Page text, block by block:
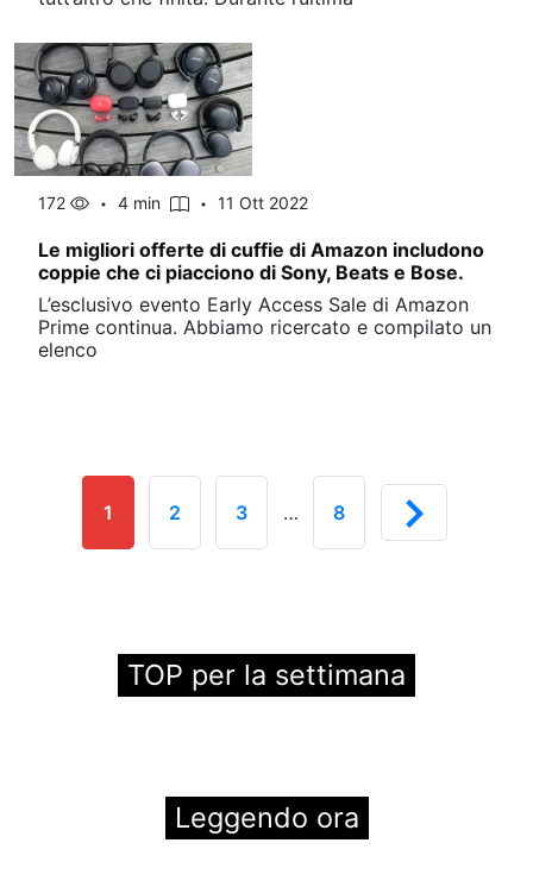
172 4 min 11 Ott 2022
Le migliori offerte di cuffie di Amazon includono
coppie che ci piacciono di Sony, Beats e Bose.
L’esclusivo evento Early Access Sale di Amazon
Prime continua. Abbiamo ricercato e compilato un
elenco
1 2 3 … 8
TOP per la settimana
Leggendo ora